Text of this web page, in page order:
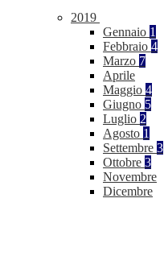
2019
Gennaio 1
Febbraio 4
Marzo 7
Aprile
Maggio 4
Giugno 5
Luglio 2
Agosto 1
Settembre 3
Ottobre 3
Novembre
Dicembre